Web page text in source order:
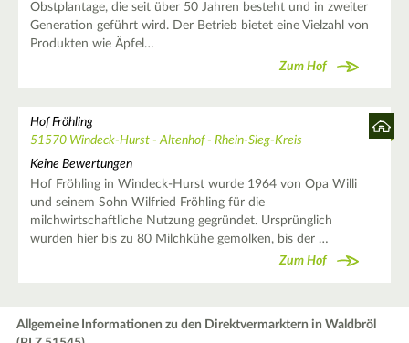
Obstplantage, die seit über 50 Jahren besteht und in zweiter
Generation geführt wird. Der Betrieb bietet eine Vielzahl von
Produkten wie Äpfel…
Zum Hof
Hof Fröhling
51570 Windeck-Hurst - Altenhof - Rhein-Sieg-Kreis
Keine Bewertungen
Hof Fröhling in Windeck-Hurst wurde 1964 von Opa Willi
und seinem Sohn Wilfried Fröhling für die
milchwirtschaftliche Nutzung gegründet. Ursprünglich
wurden hier bis zu 80 Milchkühe gemolken, bis der …
Zum Hof
Allgemeine Informationen zu den Direktvermarktern in Waldbröl